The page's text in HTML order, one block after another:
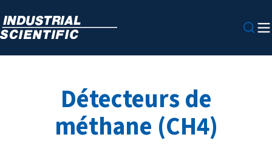
Détecteurs de
méthane (CH4)